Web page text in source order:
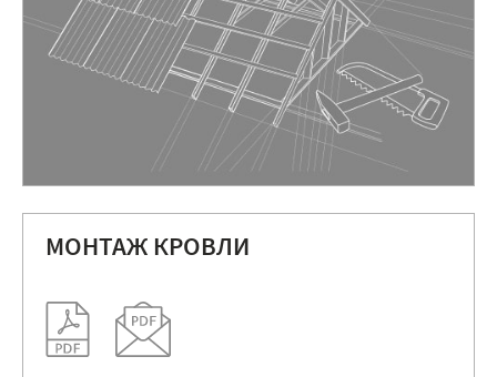
МОНТАЖ КРОВЛИ